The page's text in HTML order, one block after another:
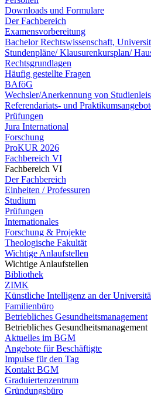
Downloads und Formulare
Der Fachbereich
Examensvorbereitung
Bachelor Rechtswissenschaft,
Stundenpläne/ Klausurenkursplan/
Rechtsgrundlagen
Häufig gestellte Fragen
BAföG
Wechsler/Anerkennung von
Referendariats- und
Prüfungen
Jura International
Forschung
ProKUR 2026
Fachbereich VI
Fachbereich VI
Der Fachbereich
Einheiten / Professuren
Studium
Prüfungen
Internationales
Forschung & Projekte
Theologische Fakultät
Wichtige Anlaufstellen
Wichtige Anlaufstellen
Bibliothek
ZIMK
Künstliche Intelligenz an der
Familienbüro
Betriebliches Gesundheitsmanagement
Betriebliches Gesundheitsmanagement
Aktuelles im BGM
Angebote für Beschäftigte
Impulse für den Tag
Kontakt BGM
Graduiertenzentrum
Gründungsbüro